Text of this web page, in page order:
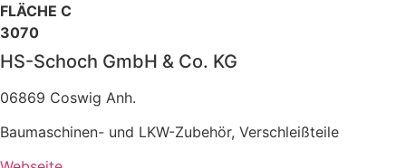
FLÄCHE C
3070
HS-Schoch GmbH & Co. KG
06869 Coswig Anh.
Baumaschinen- und LKW-Zubehör, Verschleißteile